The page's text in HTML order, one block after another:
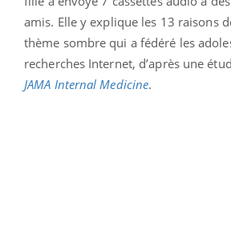
amis. Elle y explique les 13 raisons
thème sombre qui a fédéré les
recherches Internet, d’après une
JAMA Internal Medicine.